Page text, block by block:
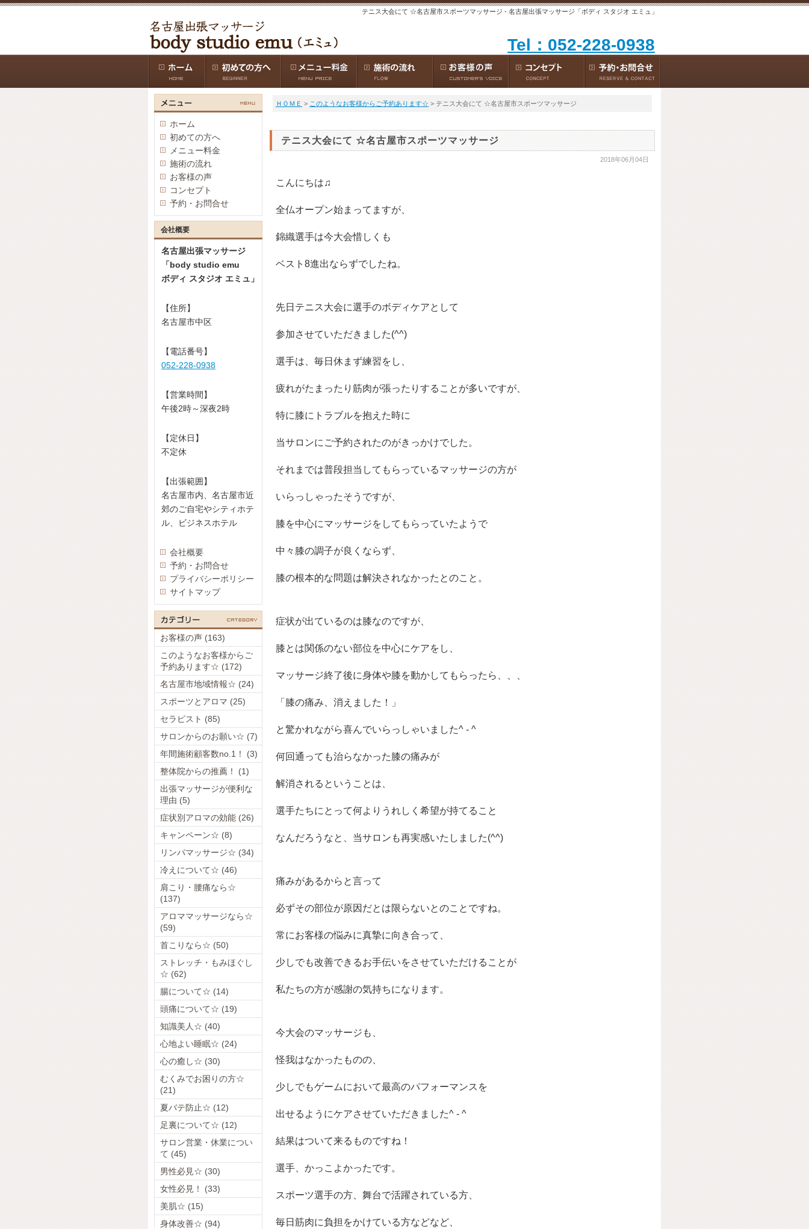
テニス大会にて ☆名古屋市スポーツマッサージ - 名古屋出張マッサージ「ボディ スタジオ エミュ」
Tel：052-228-0938
ＨＯＭＥ > このようなお客様からご予約あります☆ > テニス大会にて ☆名古屋市スポーツマッサージ
テニス大会にて ☆名古屋市スポーツマッサージ
2018年06月04日
こんにちは♫
全仏オープン始まってますが、
錦織選手は今大会惜しくも
ベスト8進出ならずでしたね。
先日テニス大会に選手のボディケアとして
参加させていただきました(^^)
選手は、毎日休まず練習をし、
疲れがたまったり筋肉が張ったりすることが多いですが、
特に膝にトラブルを抱えた時に
当サロンにご予約されたのがきっかけでした。
それまでは普段担当してもらっているマッサージの方が
いらっしゃったそうですが、
膝を中心にマッサージをしてもらっていたようで
中々膝の調子が良くならず、
膝の根本的な問題は解決されなかったとのこと。
症状が出ているのは膝なのですが、
膝とは関係のない部位を中心にケアをし、
マッサージ終了後に身体や膝を動かしてもらったら、、、
「膝の痛み、消えました！」
と驚かれながら喜んでいらっしゃいました^ - ^
何回通っても治らなかった膝の痛みが
解消されるということは、
選手たちにとって何よりうれしく希望が持てること
なんだろうなと、当サロンも再実感いたしました(^^)
痛みがあるからと言って
必ずその部位が原因だとは限らないとのことですね。
常にお客様の悩みに真摯に向き合って、
少しでも改善できるお手伝いをさせていただけることが
私たちの方が感謝の気持ちになります。
今大会のマッサージも、
怪我はなかったものの、
少しでもゲームにおいて最高のパフォーマンスを
出せるようにケアさせていただきました^ - ^
結果はついて来るものですね！
選手、かっこよかったです。
スポーツ選手の方、舞台で活躍されている方、
毎日筋肉に負担をかけている方などなど、
ホーム
初めての方へ
メニュー料金
施術の流れ
お客様の声
コンセプト
予約・お問合せ
会社概要
名古屋出張マッサージ
「body studio emu
ボディ スタジオ エミュ」
【住所】
名古屋市中区
【電話番号】
052-228-0938
【営業時間】
午後2時～深夜2時
【定休日】
不定休
【出張範囲】
名古屋市内、名古屋市近
郊のご自宅やシティホテ
ル、ビジネスホテル
会社概要
予約・お問合せ
プライバシーポリシー
サイトマップ
お客様の声 (163)
このようなお客様からご
予約あります☆ (172)
名古屋市地域情報☆ (24)
スポーツとアロマ (25)
セラピスト (85)
サロンからのお願い☆ (7)
年間施術顧客数no.1！ (3)
整体院からの推薦！ (1)
出張マッサージが便利な
理由 (5)
症状別アロマの効能 (26)
キャンペーン☆ (8)
リンパマッサージ☆ (34)
冷えについて☆ (46)
肩こり・腰痛なら☆
(137)
アロママッサージなら☆
(59)
首こりなら☆ (50)
ストレッチ・もみほぐし
☆ (62)
腸について☆ (14)
頭痛について☆ (19)
知識美人☆ (40)
心地よい睡眠☆ (24)
心の癒し☆ (30)
むくみでお困りの方☆
(21)
夏バテ防止☆ (12)
足裏について☆ (12)
サロン営業・休業につい
て (45)
男性必見☆ (30)
女性必見！ (33)
美肌☆ (15)
身体改善☆ (94)